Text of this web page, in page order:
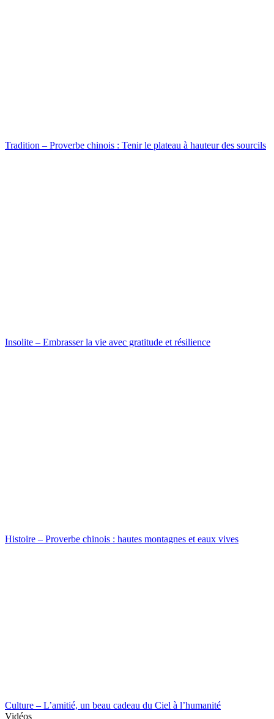
Tradition – Proverbe chinois : Tenir le plateau à hauteur des sourcils
Insolite – Embrasser la vie avec gratitude et résilience
Histoire – Proverbe chinois : hautes montagnes et eaux vives
Culture – L’amitié, un beau cadeau du Ciel à l’humanité
Vidéos